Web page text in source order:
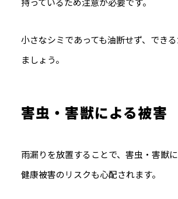
小さなシミであっても油断せず、でき
ましょう。
害虫・害獣による被害
雨漏りを放置することで、害虫・害獣
健康被害のリスクも心配されます。